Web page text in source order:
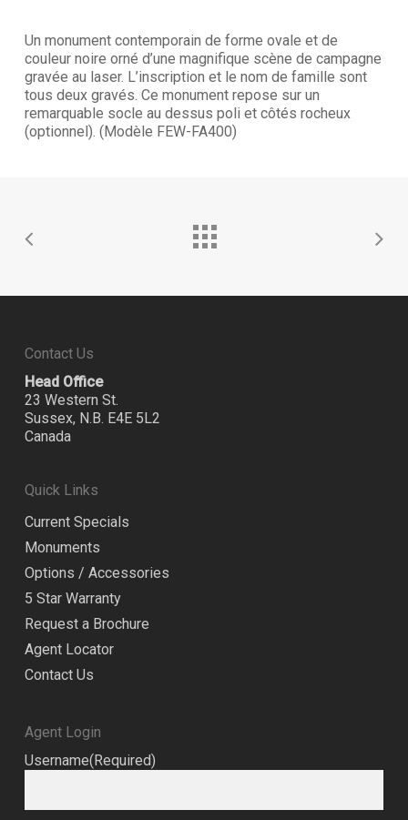
Un monument contemporain de forme ovale et de
couleur noire orné d’une magnifique scène de campagne
gravée au laser. L’inscription et le nom de famille sont
tous deux gravés. Ce monument repose sur un
remarquable socle au dessus poli et côtés rocheux
(optionnel). (Modèle FEW-FA400)
Contact Us
Head Office
23 Western St.
Sussex, N.B. E4E 5L2
Canada
Quick Links
Current Specials
Monuments
Options / Accessories
5 Star Warranty
Request a Brochure
Agent Locator
Contact Us
Agent Login
Username(Required)